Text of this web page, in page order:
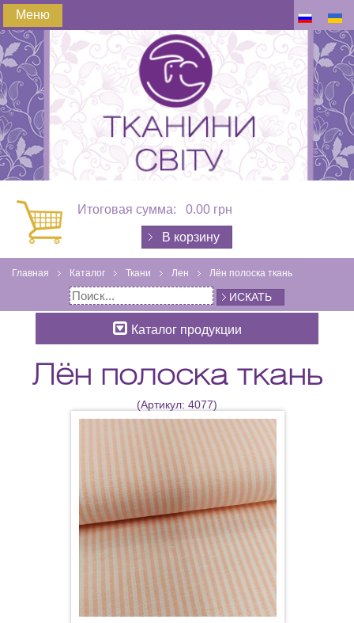
Меню
Итоговая сумма: 0.00 грн
В корзину
Главная Каталог Ткани Лен Лён полоска ткань
ИСКАТЬ
Каталог продукции
Лён полоска ткань
(Артикул: 4077)